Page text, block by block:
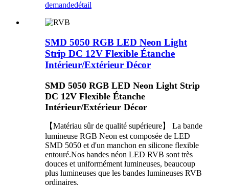
demandedétail
SMD 5050 RGB LED Neon Light
Strip DC 12V Flexible Étanche
Intérieur/Extérieur Décor
SMD 5050 RGB LED Neon Light Strip
DC 12V Flexible Étanche
Intérieur/Extérieur Décor
【Matériau sûr de qualité supérieure】 La bande
lumineuse RGB Neon est composée de LED
SMD 5050 et d'un manchon en silicone flexible
entouré.Nos bandes néon LED RVB sont très
douces et uniformément lumineuses, beaucoup
plus lumineuses que les bandes lumineuses RVB
ordinaires.